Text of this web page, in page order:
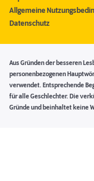
Allgemeine
Datenschutz
Aus Gründen der besseren
personenbezogenen
verwendet. Entsprechende
für alle Geschlechter. Die
Gründe und beinhaltet keine